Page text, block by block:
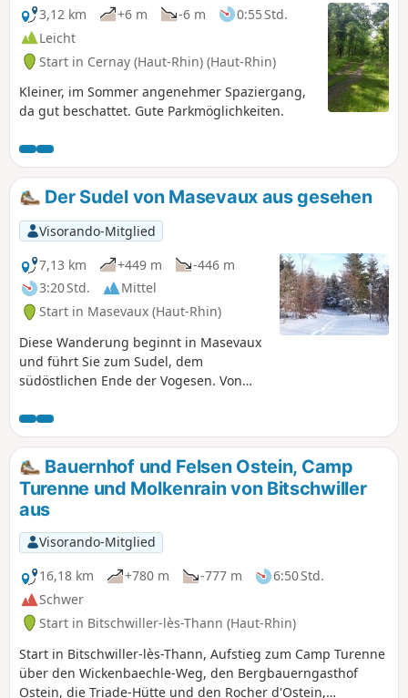
3,12 km
+6 m -6 m
0:55 Std.
Leicht
Start in Cernay (Haut-Rhin) (Haut-Rhin)
Kleiner, im Sommer angenehmer Spaziergang,
da gut beschattet. Gute Parkmöglichkeiten.
Der Sudel von Masevaux aus gesehen
Visorando-Mitglied
7,13 km
+449 m
-446 m
3:20 Std.
Mittel
Start in Masevaux (Haut-Rhin)
Diese Wanderung beginnt in Masevaux
und führt Sie zum Sudel, dem
südöstlichen Ende der Vogesen. Von
auf das Gebiet von Belfort, das Jura und
die Alpen. Die Wanderung ist nicht
schwierig, es gibt nur ein paar
Höhenmeter.
Bauernhof und Felsen Ostein, Camp
Turenne und Molkenrain von Bitschwiller
aus
Visorando-Mitglied
16,18 km
+780 m -777 m
6:50 Std.
Schwer
Start in Bitschwiller-lès-Thann (Haut-Rhin)
Start in Bitschwiller-lès-Thann, Aufstieg zum Camp Turenne
über den Wickenbaechle-Weg, den Bergbauerngasthof
Ostein, die Triade-Hütte und den Rocher d'Ostein,